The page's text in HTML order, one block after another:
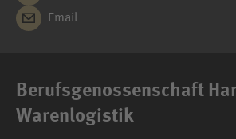
Email
Berufsgenossenschaft
Warenlogistik